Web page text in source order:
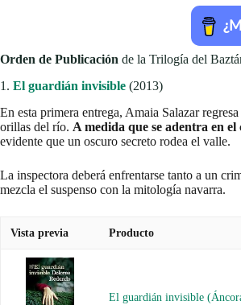
Orden de Publicación de la Trilogía del
1. El guardián invisible (2013)
En esta primera entrega, Amaia Salazar
orillas del río. A medida que se adentra en el
evidente que un oscuro secreto rodea el valle.
La inspectora deberá enfrentarse tanto a un
mezcla el suspenso con la mitología navarra.
Vista previa Producto
El guardián invisible